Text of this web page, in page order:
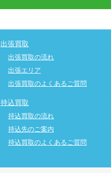
出張買取
出張買取の流れ
出張エリア
出張買取のよくあるご質問
持込買取
持込買取の流れ
持込先のご案内
持込買取のよくあるご質問